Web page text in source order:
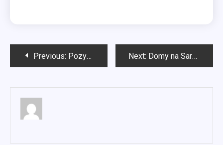
Nawigacja
Previous: Pozycjonowanie stron Gdynia Next: Domy na Sardynii na sprzedaż